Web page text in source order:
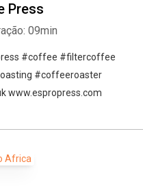
Press
09min
#coffee #filtercoffee
#coffeeroaster
www.espropress.com